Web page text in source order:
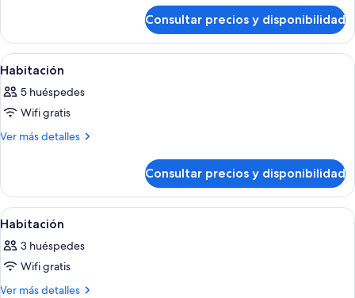
Consultar precios y disponibilidad
Abrir
todas
las
fotos
de
Una habitación de hotel moderna
9
Habitación
5 huéspedes
Wifi gratis
Ver más detalles
Más
Consultar precios y disponibilidad
Abrir
todas
las
fotos
de
Un dormitorio con una cama
8
Habitación
3 huéspedes
Wifi gratis
Ver más detalles
Más